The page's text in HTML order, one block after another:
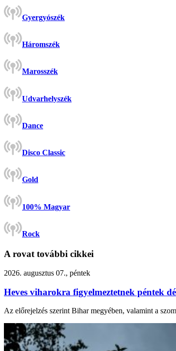
Gyergyószék
Háromszék
Marosszék
Udvarhelyszék
Dance
Disco Classic
Gold
100% Magyar
Rock
A rovat további cikkei
2026. augusztus 07., péntek
Heves viharokra figyelmeztetnek péntek
Az előrejelzés szerint Bihar megyében, valamint a